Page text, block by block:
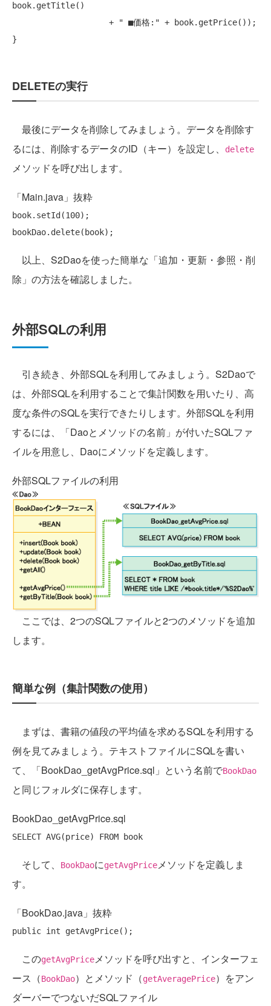
book.getTitle()
                    +
" ■価格:" + book.getPrice());
DELETEの実行
最後にデータを削除してみましょう。データを削除す
るには、削除するデータのID（キー）を設定し、
delete
メソッドを呼び出します。
「Main.java」抜粋
book.setId(100);
以上、S2Daoを使った簡単な「追加・更新・参照・削
除」の方法を確認しました。
外部SQLの利用
引き続き、外部SQLを利用してみましょう。S2Daoで
は、外部SQLを利用することで集計関数を用いたり、高
度な条件のSQLを実行できたりします。外部SQLを利用
するには、「Daoとメソッドの名前」が付いたSQLファ
イルを用意し、Daoにメソッドを定義します。
外部SQLファイルの利用
ここでは、2つのSQLファイルと2つのメソッドを追加
します。
簡単な例（集計関数の使用）
まずは、書籍の値段の平均値を求めるSQLを利用する
例を見てみましょう。テキストファイルにSQLを書い
て、「BookDao_getAvgPrice.sql」という名前でBookDao
と同じフォルダに保存します。
BookDao_getAvgPrice.sql
SELECT AVG(price) FROM
そして、 BookDaoにgetAvgPriceメソッドを定義しま
す。
「BookDao.java」抜粋
public int
このgetAvgPriceメソッドを呼び出すと、インターフェ
ース（BookDao）とメソッド（getAveragePrice）をアン
ダーバーでつないだSQLファイル